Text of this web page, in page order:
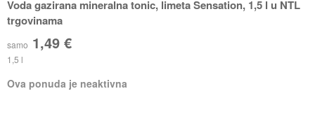
Voda gazirana mineralna tonic, limeta Sensation, 1,5 l u NTL
trgovinama
samo 1,49 €
1,5 l
Ova ponuda je neaktivna